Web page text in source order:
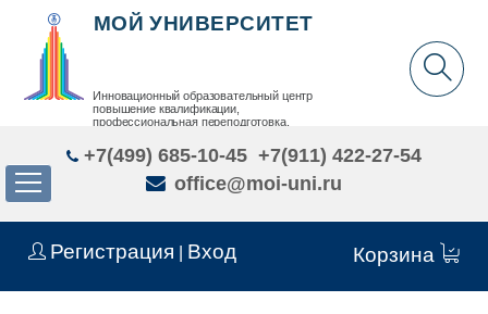
Регистрация Вход Корзина
МОЙ УНИВЕРСИТЕТ
Инновационный образовательный центр
повышение квалификации,
профессиональная переподготовка,
+7(499) 685-10-45 +7(911) 422-27-54
office@moi-uni.ru